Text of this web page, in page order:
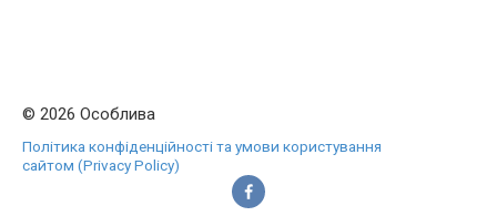
© 2026 Особлива
Політика конфіденційності та умови користування
сайтом (Privacy Policy)